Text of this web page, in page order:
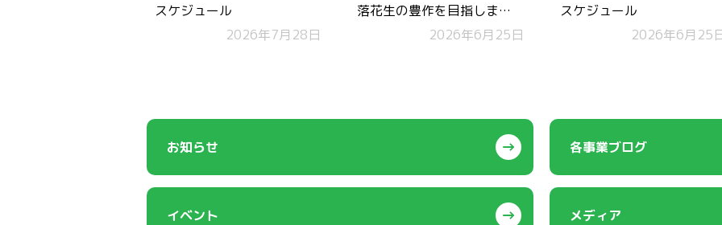
スケジュール
2026年7月28日
落花生の豊作を目指しま
2026年6月25日
スケジュール
2026年6月25
お知らせ 各事業ブログ
イベント メディア